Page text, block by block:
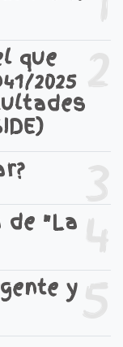
2
que
2025
3
4
"La
5
y